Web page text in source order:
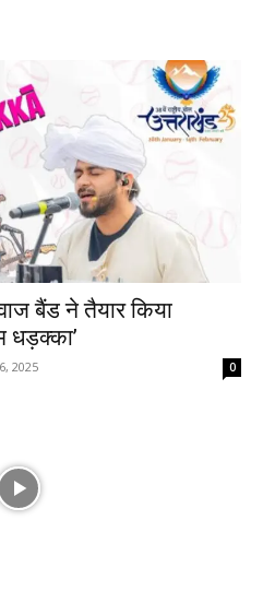
बैंड ने तैयार किया
धड़क्का’
2025 0